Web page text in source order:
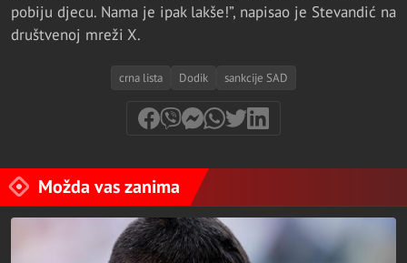
pobiju djecu. Nama je ipak lakše!”, napisao je Stevandić na
društvenoj mreži X.
crna lista Dodik sankcije SAD
Možda vas zanima